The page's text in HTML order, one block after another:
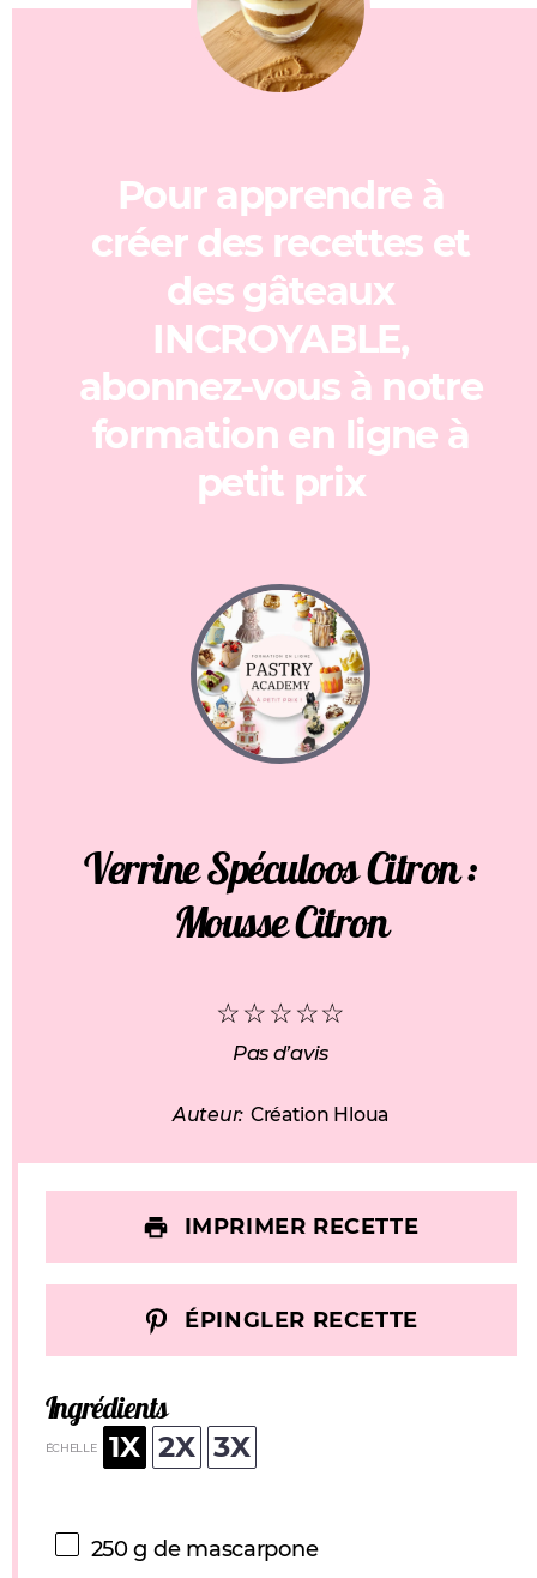
Pour apprendre à
créer des recettes et
des gâteaux
INCROYABLE,
abonnez-vous à notre
formation en ligne à
petit prix
Verrine Spéculoos Citron :
Mousse Citron
☆
☆
☆
☆
☆
Pas d’avis
Auteur: Création Hloua
IMPRIMER RECETTE
ÉPINGLER RECETTE
Ingrédients
ÉCHELLE 1X 2X 3X
250 g de mascarpone